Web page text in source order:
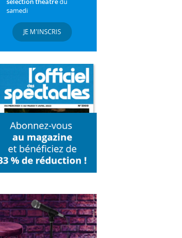
samedi
JE M'INSCRIS